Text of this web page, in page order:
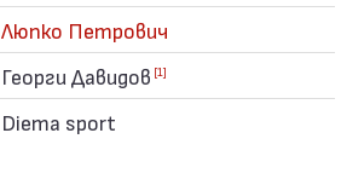
Люпко Петрович
Георги Давидов [1]
Diema sport